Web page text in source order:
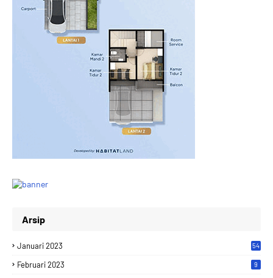
Arsip
Januari 2023 54
Februari 2023 9